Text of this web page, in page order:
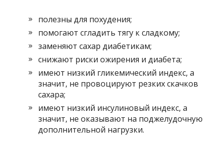
полезны для похудения;
помогают сгладить тягу к сладкому;
заменяют сахар диабетикам;
снижают риски ожирения и диабета;
имеют низкий гликемический индекс, а
значит, не провоцируют резких скачков
сахара;
имеют низкий инсулиновый индекс, а
значит, не оказывают на поджелудочную
дополнительной нагрузки.